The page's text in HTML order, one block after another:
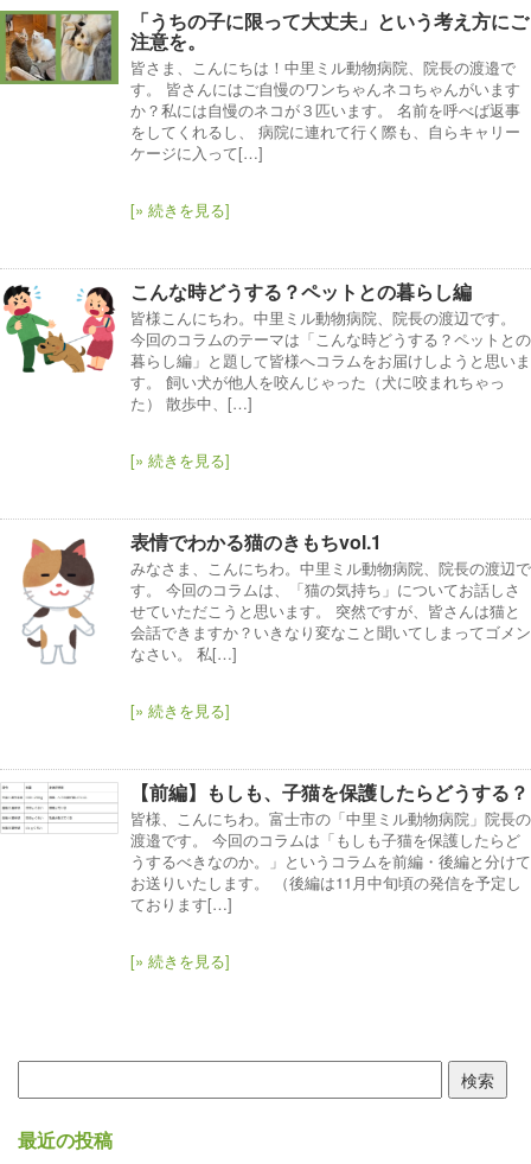
「うちの子に限って大丈夫」という考え方にご
注意を。
皆さま、こんにちは！中里ミル動物病院、院長の渡邉で
す。 皆さんにはご自慢のワンちゃんネコちゃんがいます
か？私には自慢のネコが３匹います。 名前を呼べば返事
をしてくれるし、 病院に連れて行く際も、自らキャリー
ケージに入って[…]
[» 続きを見る]
こんな時どうする？ペットとの暮らし編
皆様こんにちわ。中里ミル動物病院、院長の渡辺です。
今回のコラムのテーマは「こんな時どうする？ペットとの
暮らし編」と題して皆様へコラムをお届けしようと思いま
す。 飼い犬が他人を咬んじゃった（犬に咬まれちゃっ
た） 散歩中、[…]
[» 続きを見る]
表情でわかる猫のきもちvol.1
みなさま、こんにちわ。中里ミル動物病院、院長の渡辺で
す。 今回のコラムは、「猫の気持ち」についてお話しさ
せていただこうと思います。 突然ですが、皆さんは猫と
会話できますか？いきなり変なこと聞いてしまってゴメン
なさい。 私[…]
[» 続きを見る]
【前編】もしも、子猫を保護したらどうする？
皆様、こんにちわ。富士市の「中里ミル動物病院」院長の
渡邉です。 今回のコラムは「もしも子猫を保護したらど
うするべきなのか。」というコラムを前編・後編と分けて
お送りいたします。 （後編は11月中旬頃の発信を予定し
ております[…]
[» 続きを見る]
検
索:
最近の投稿